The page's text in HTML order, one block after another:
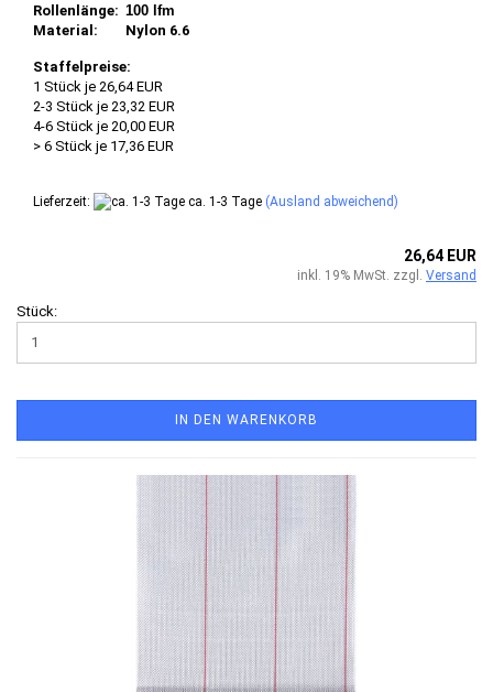
Rollenlänge: 100 lfm
Material:
Nylon 6.6
Staffelpreise:
1 Stück je 26,64 EUR
2-3 Stück je 23,32 EUR
4-6 Stück je 20,00 EUR
> 6 Stück je 17,36 EUR
Lieferzeit: ca. 1-3 Tage (Ausland abweichend)
26,64 EUR
inkl. 19% MwSt. zzgl. Versand
Stück:
IN DEN WARENKORB